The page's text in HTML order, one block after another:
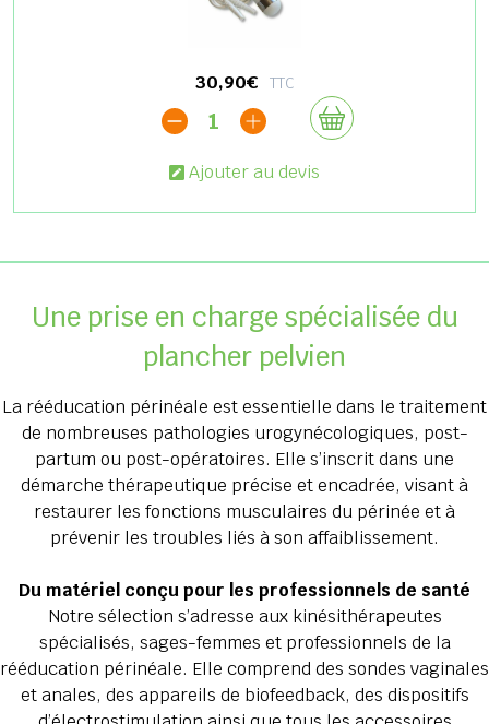
30,90€ TTC
1
Ajouter au devis
Une prise en charge spécialisée du
plancher pelvien
La rééducation périnéale est essentielle dans le traitement
de nombreuses pathologies urogynécologiques, post-
partum ou post-opératoires. Elle s’inscrit dans une
démarche thérapeutique précise et encadrée, visant à
restaurer les fonctions musculaires du périnée et à
prévenir les troubles liés à son affaiblissement.
Du matériel conçu pour les professionnels de santé
Notre sélection s’adresse aux kinésithérapeutes
spécialisés, sages-femmes et professionnels de la
rééducation périnéale. Elle comprend des sondes vaginales
et anales, des appareils de biofeedback, des dispositifs